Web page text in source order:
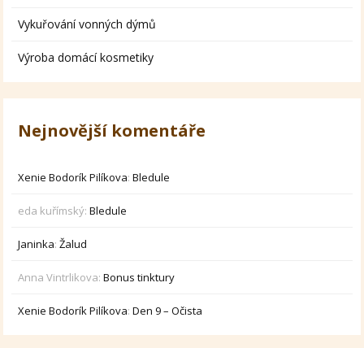
Vykuřování vonných dýmů
Výroba domácí kosmetiky
Nejnovější komentáře
Xenie Bodorík Pilíkova:Bledule
eda kuřímský:Bledule
Janinka:Žalud
Anna Vintrlikova:Bonus tinktury
Xenie Bodorík Pilíkova:Den 9 – Očista